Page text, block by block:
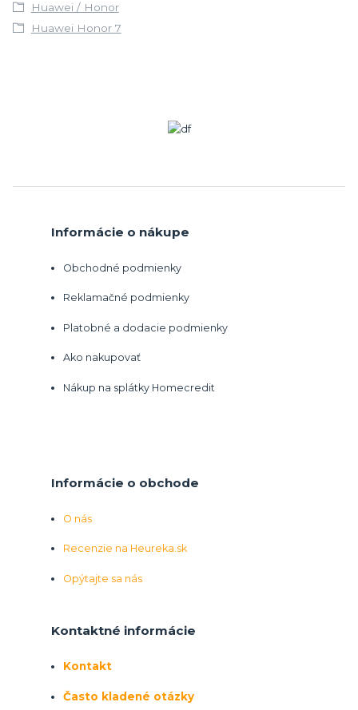
Huawei / Honor
Huawei Honor 7
Informácie o nákupe
Obchodné podmienky
Reklamačné podmienky
Platobné a dodacie podmienky
Ako nakupovať
Nákup na splátky Homecredit
Informácie o obchode
O nás
Recenzie na Heureka.sk
Opýtajte sa nás
Kontaktné informácie
Kontakt
Často kladené otázky